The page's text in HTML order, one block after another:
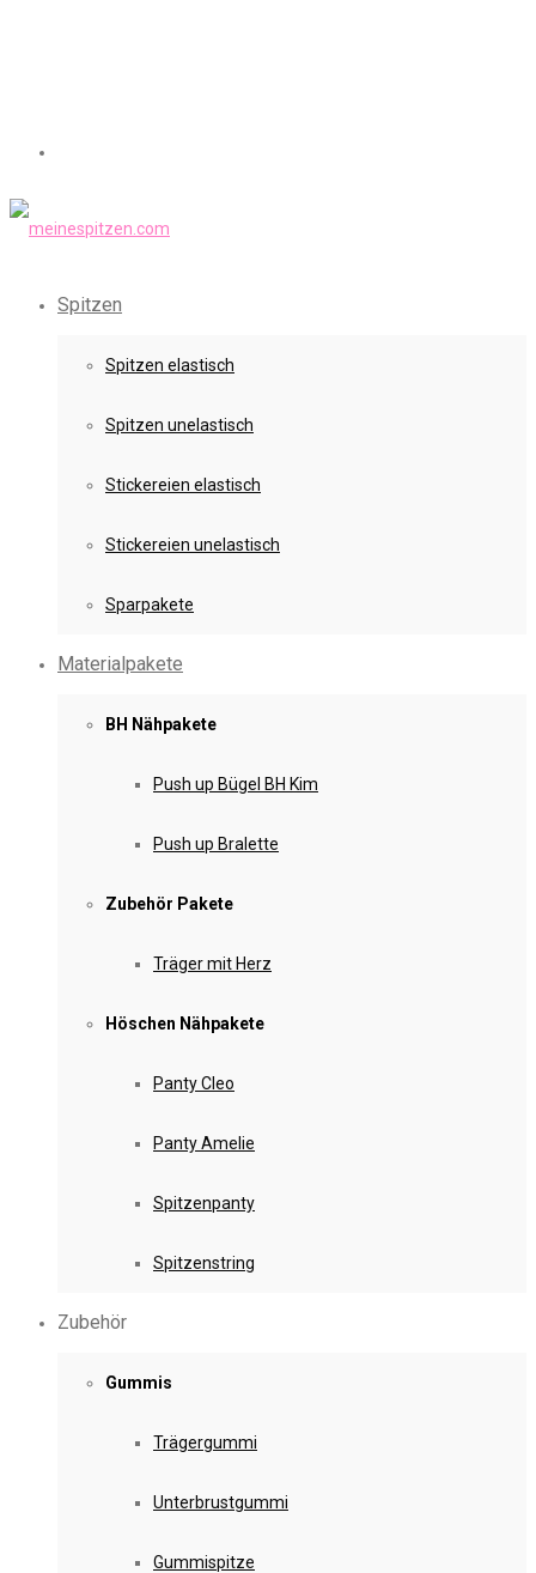
Spitzen
Spitzen elastisch
Spitzen unelastisch
Stickereien elastisch
Stickereien unelastisch
Sparpakete
Materialpakete
BH Nähpakete
Push up Bügel BH Kim
Push up Bralette
Zubehör Pakete
Träger mit Herz
Höschen Nähpakete
Panty Cleo
Panty Amelie
Spitzenpanty
Spitzenstring
Zubehör
Gummis
Trägergummi
Unterbrustgummi
Gummispitze